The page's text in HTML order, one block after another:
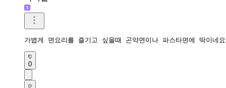
가볍게 면요리를 즐기고 싶을때 곤약면이나 파스타면에 딱이네요
0